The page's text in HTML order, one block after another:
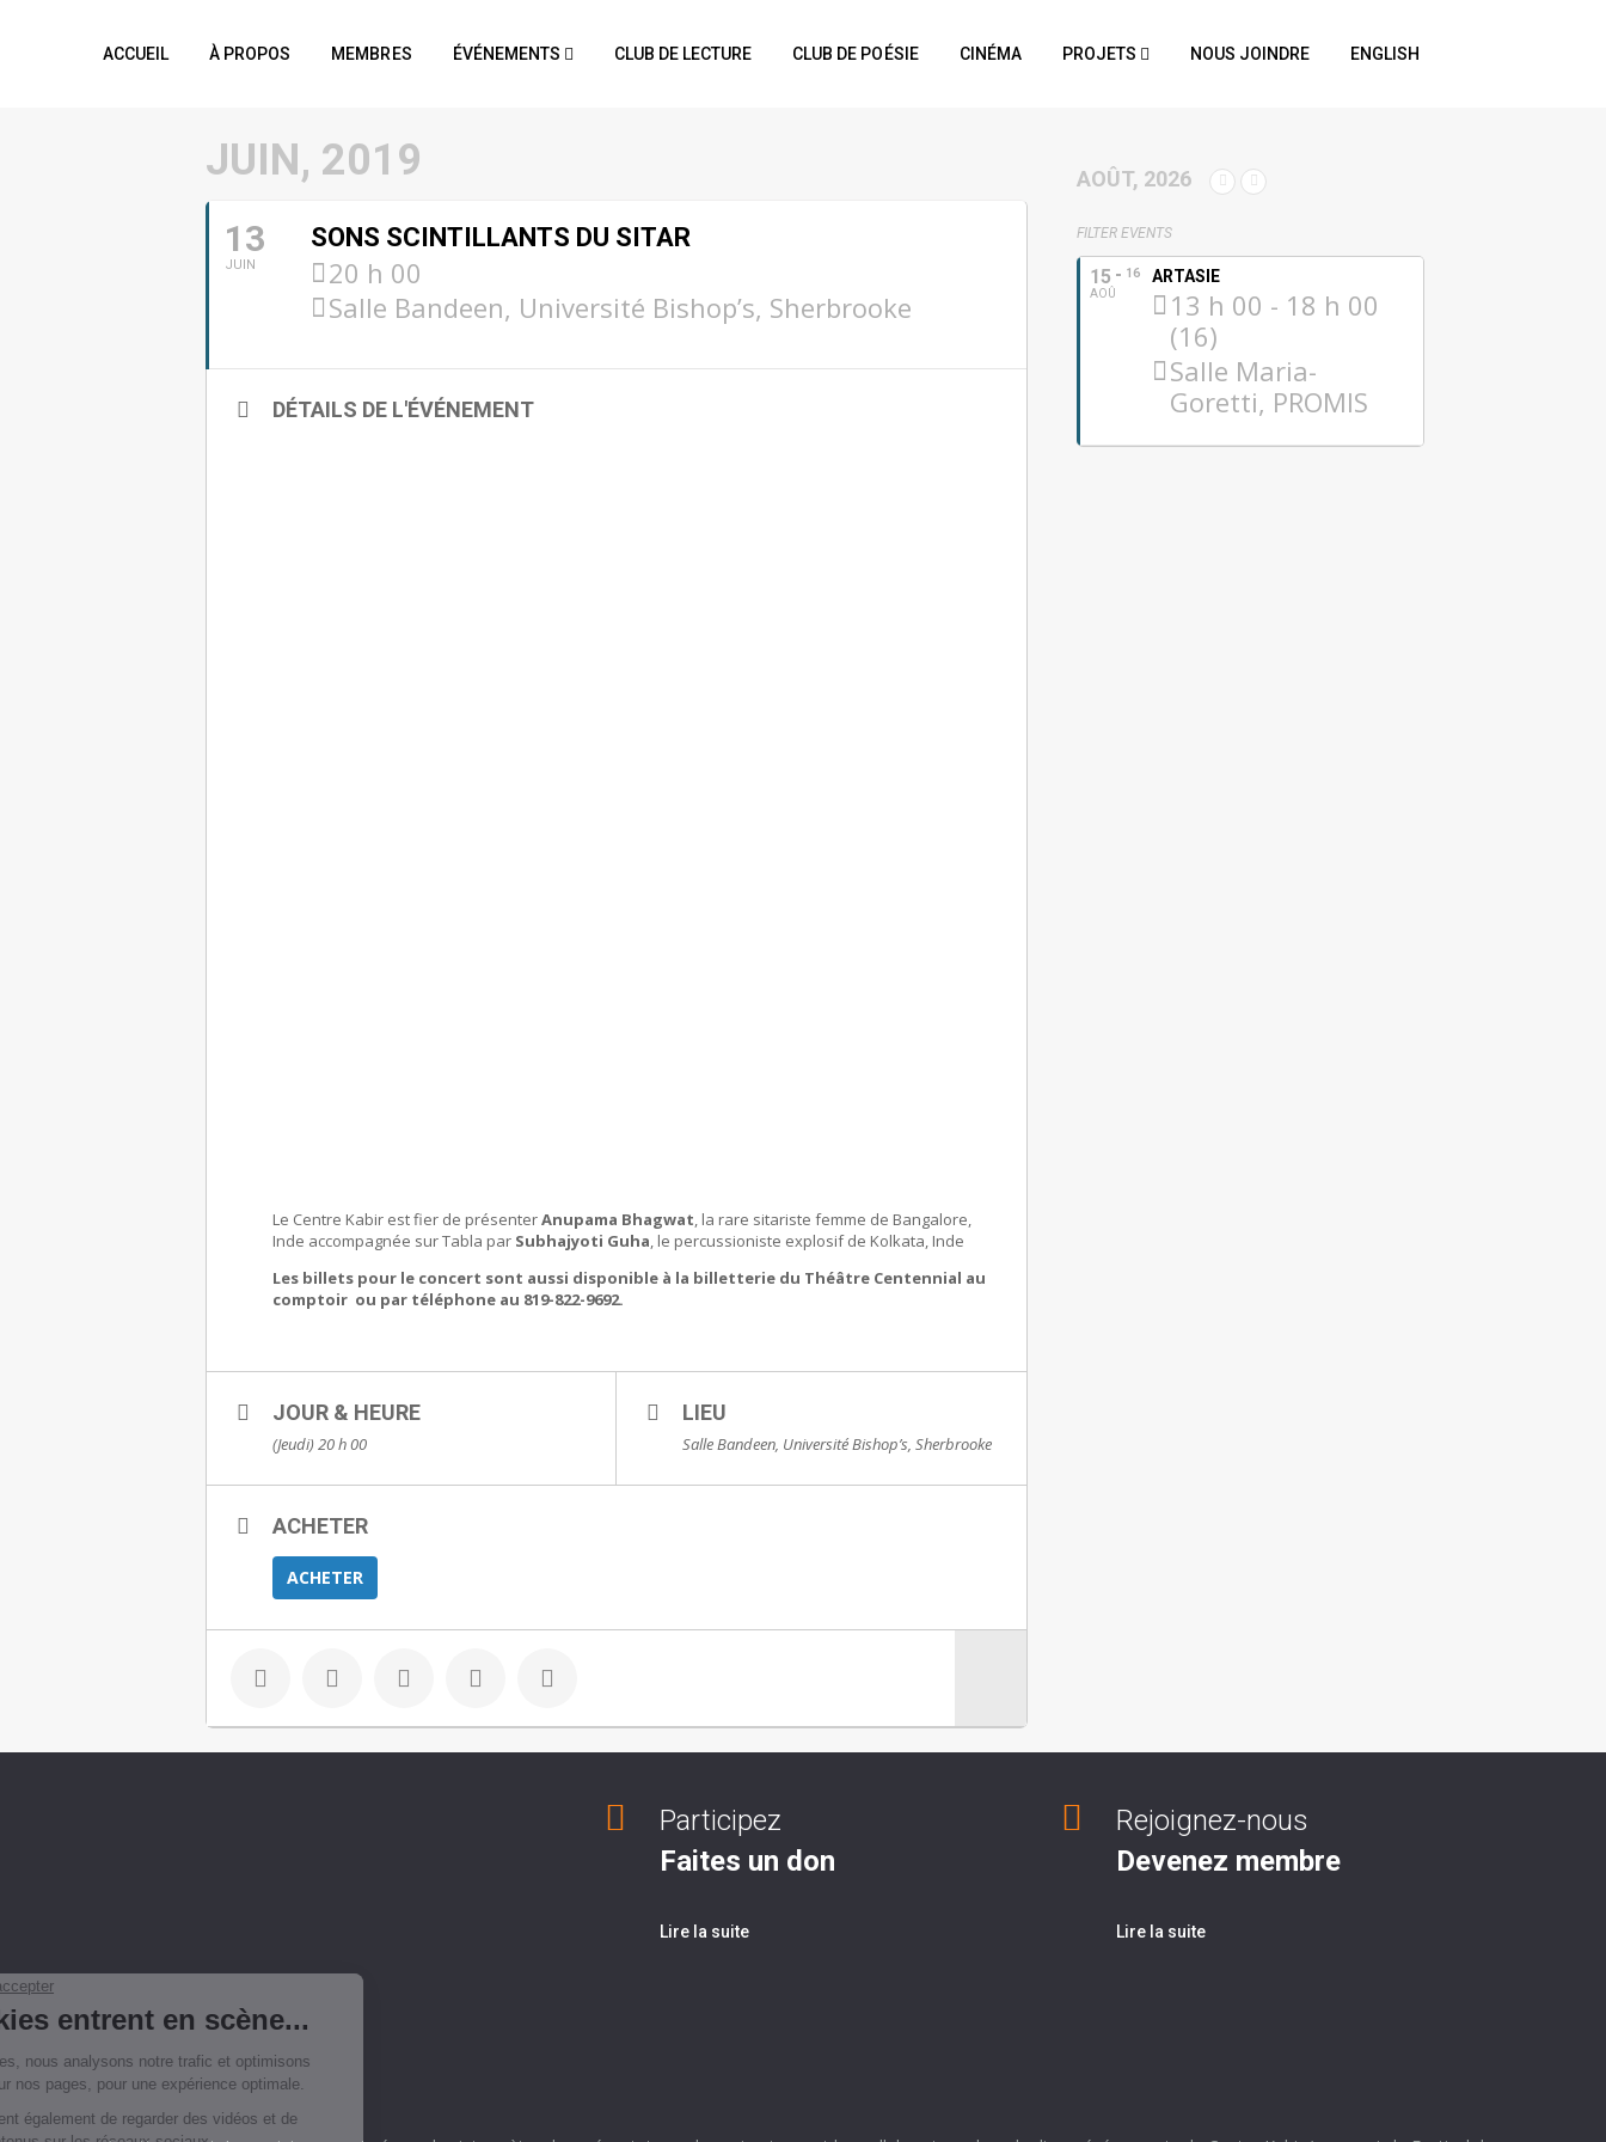
ACCUEIL À PROPOS MEMBRES ÉVÉNEMENTS CLUB DE LECTURE CLUB DE POÉSIE CINÉMA PROJETS NOUS JOINDRE ENGLISH
JUIN, 2019
13
JUIN
SONS SCINTILLANTS DU SITAR
20 h 00
Salle Bandeen, Université Bishop’s, Sherbrooke
DÉTAILS DE L'ÉVÉNEMENT
Le Centre Kabir est fier de présenterAnupama Bhagwat, la rare sitariste femme de Bangalore,
Inde accompagnée sur Tabla par Subhajyoti Guha, le percussioniste explosif de Kolkata, Inde
Les billets pour le concert sont aussi disponible à la billetterie du Théâtre Centennial au
comptoir ou par téléphone au 819-822-9692.
JOUR & HEURE
(Jeudi) 20 h 00
LIEU
Salle Bandeen, Université Bishop’s, Sherbrooke
ACHETER
ACHETER
AOÛT, 2026
FILTER EVENTS
15
AOÛ
16 ARTASIE
13 h 00 - 18 h 00
(16)
Salle Maria-
Goretti, PROMIS
Participez
Faites un don
Lire la suite
Rejoignez-nous
Devenez membre
Lire la suite